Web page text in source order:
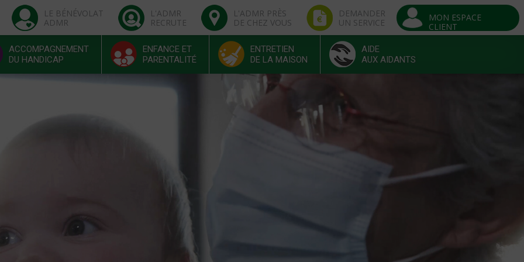
LE BÉNÉVOLAT
ADMR
L'ADMR
RECRUTE
L'ADMR PRÈS
DE CHEZ VOUS
DEMANDER
UN SERVICE
MON ESPACE
CLIENT
ACCOMPAGNEMENT
DU HANDICAP
ENFANCE ET
PARENTALITÉ
ENTRETIEN
DE LA MAISON
AIDE
AUX AIDANTS